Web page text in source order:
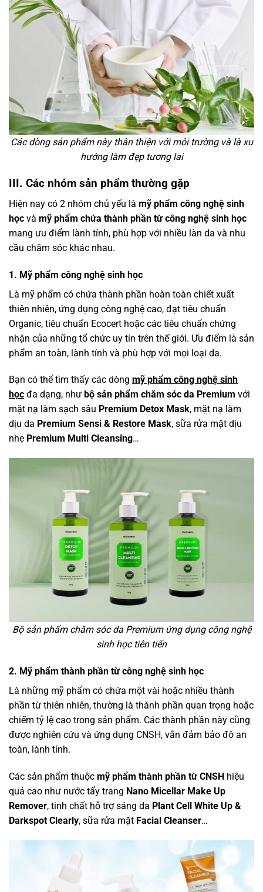
Các dòng sản phẩm này thân thiện với môi trường và là xu
hướng làm đẹp tương lai
III. Các nhóm sản phẩm thường gặp
Hiện nay có 2 nhóm chủ yếu là mỹ phẩm công nghệ sinh
học và mỹ phẩm chứa thành phần từ công nghệ sinh học
mang ưu điểm lành tính, phù hợp với nhiều làn da và nhu
cầu chăm sóc khác nhau.
1. Mỹ phẩm công nghệ sinh học
Là mỹ phẩm có chứa thành phần hoàn toàn chiết xuất
thiên nhiên, ứng dụng công nghệ cao, đạt tiêu chuẩn
Organic, tiêu chuẩn Ecocert hoặc các tiêu chuẩn chứng
nhận của những tổ chức uy tín trên thế giới. Ưu điểm là sản
phẩm an toàn, lành tính và phù hợp với mọi loại da.
Bạn có thể tìm thấy các dòng mỹ phẩm công nghệ sinh
học đa dạng, như bộ sản phẩm chăm sóc da Premium với
mặt nạ làm sạch sâu Premium Detox Mask, mặt nạ làm
dịu da Premium Sensi & Restore Mask, sữa rửa mặt dịu
nhẹ Premium Multi Cleansing…
Bộ sản phẩm chăm sóc da Premium ứng dụng công nghệ
sinh học tiên tiến
2. Mỹ phẩm thành phần từ công nghệ sinh học
Là những mỹ phẩm có chứa một vài hoặc nhiều thành
phần từ thiên nhiên, thường là thành phần quan trọng hoặc
chiếm tỷ lệ cao trong sản phẩm. Các thành phần này cũng
được nghiên cứu và ứng dụng CNSH, vẫn đảm bảo độ an
toàn, lành tính.
Các sản phẩm thuộc mỹ phẩm thành phần từ CNSH hiệu
quả cao như nước tẩy trang Nano Micellar Make Up
Remover, tinh chất hỗ trợ sáng da Plant Cell White Up &
Darkspot Clearly, sữa rửa mặt Facial Cleanser…